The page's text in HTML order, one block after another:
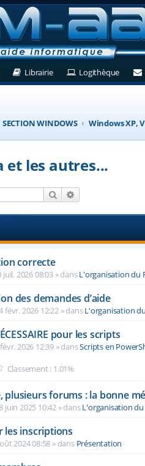
un nouvel onglet)
Librairie(Ouvre un nouvel onglet)
Logithèque(Ouvre
SECTION WINDOWS Windows XP,
et les autres...
Rechercher
correcte
juil. 2026 08:03» dansL'organisation du
des demandes d’aide
févr. 2026 12:22» dansL'organisation
pour les scripts
2026 12:39 » dansScripts en
Classement : 1.01%
plusieurs forums : la bonne
juin 2025 10:42 » dansL'organisation
les inscriptions
2024 08:58 » dans Présentation